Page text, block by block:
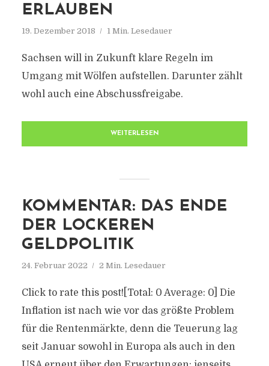
ERLAUBEN
19. Dezember 2018 1 Min. Lesedauer
Sachsen will in Zukunft klare Regeln im
Umgang mit Wölfen aufstellen. Darunter zählt
wohl auch eine Abschussfreigabe.
WEITERLESEN
KOMMENTAR: DAS ENDE
DER LOCKEREN
GELDPOLITIK
24. Februar 2022 2 Min. Lesedauer
Click to rate this post![Total: 0 Average: 0] Die
Inflation ist nach wie vor das größte Problem
für die Rentenmärkte, denn die Teuerung lag
seit Januar sowohl in Europa als auch in den